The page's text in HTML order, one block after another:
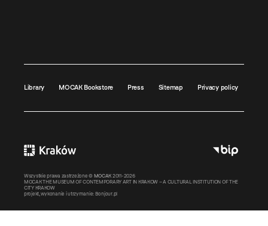
Library MOCAK Bookstore Press Sitemap Privacy policy
Wszystkie prawa zastrzeżone © MOCAK 2011-2026
MOCAK THE MUSEUM OF CONTEMPORARY ART IN KRAKOW – A CULTURAL INSTITUTION OF THE
CITY KRAKOW
projekt, wykonanie i utrzymanie: Bonjour.pl